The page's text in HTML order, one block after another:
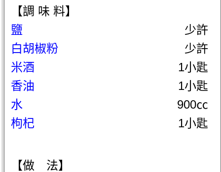
【調 味 料】
鹽
少許
白胡椒粉
少許
米酒
1小匙
香油
1小匙
水
900㏄
枸杞
1小匙
【做 法】